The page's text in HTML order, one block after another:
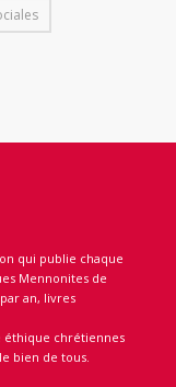
qui publie chaque
Mennonites de
an, livres
éthique chrétiennes
bien de tous.